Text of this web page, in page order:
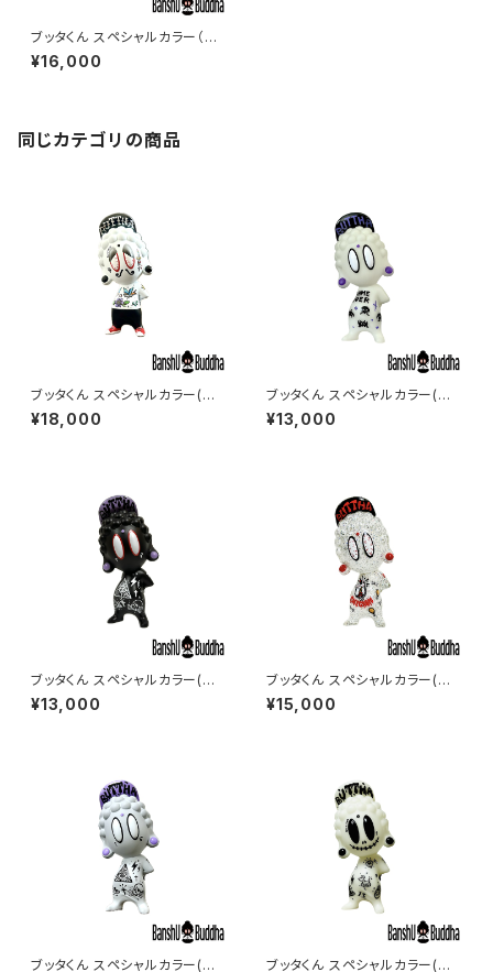
ブッタくん スペシャルカラー（シ
ュガースカル #4）（BUTTHA k
un Sugar skull #4）
¥16,000
同じカテゴリの商品
ブッタくん スペシャルカラー(グ
ラフィティー#10) (BUTTHA k
un Graffiti#10)
¥18,000
ブッタくん スペシャルカラー(蓄
光#4) (BUTTHA kun Lumin
ous#4)
¥13,000
ブッタくん スペシャルカラー(グ
ラフィティー#12) (BUTTHA ku
n Graffiti#12)
¥13,000
ブッタくん スペシャルカラー(ラメ
#3) (BUTTHA kun Glitter#
3)
¥15,000
ブッタくん スペシャルカラー(グ
ブッタくん スペシャルカラー(蓄